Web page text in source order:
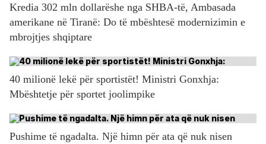
Kredia 302 mln dollarëshe nga SHBA-të, Ambasada
amerikane në Tiranë: Do të mbështesë modernizimin e
mbrojtjes shqiptare
40 milionë lekë për sportistët! Ministri Gonxhja:
Mbështetje për sportet joolimpike
Pushime të ngadalta. Një himn për ata që nuk nisen